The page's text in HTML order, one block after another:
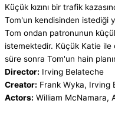
Küçük kızını bir trafik
Tom'un kendisinden istediği
Tom ondan patronunun küçük
istemektedir. Küçük Katie ile
süre sonra Tom'un hain
Director: Irving Belateche
Creator: Frank Wyka, Irving
Actors: William McNamara,